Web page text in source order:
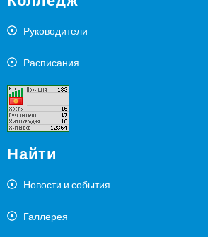
Руководители
Расписания
Найти
Новости и события
Галлерея